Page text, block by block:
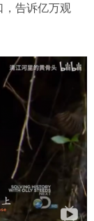
，告诉亿万观